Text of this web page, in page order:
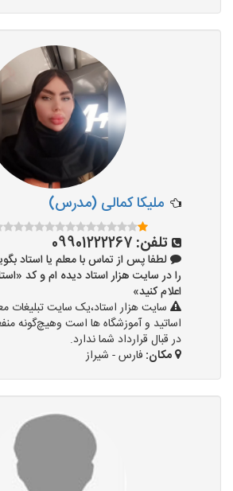
ملیکا کمالی (مدرس)
تلفن: 09901222267
لطفا پس از تماس با معلم یا استاد
اعلام کنید»
سایت هزار استاد،یک سایت
اساتید و آموزشگاه ها است وهیچ‌گونه
در قبال قرارداد شما ندارد.
مکان: فارس - شیراز